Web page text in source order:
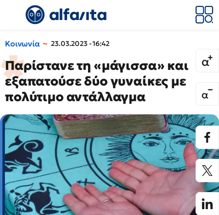
Κοινωνία 23.03.2023 - 16:42
Παρίστανε τη «μάγισσα» και
εξαπατούσε δύο γυναίκες με
πολύτιμο αντάλλαγμα